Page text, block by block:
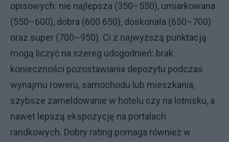
opisowych: nie najlepsza (350–550), umiarkowana
(550–600), dobra (600 650), doskonała (650–700)
oraz super (700–950). Ci z najwyższą punktacją
mogą liczyć na szereg udogodnień: brak
konieczności pozostawiania depozytu podczas
wynajmu roweru, samochodu lub mieszkania,
szybsze zameldowanie w hotelu czy na lotnisku, a
nawet lepszą ekspozycję na portalach
randkowych. Dobry rating pomaga również w